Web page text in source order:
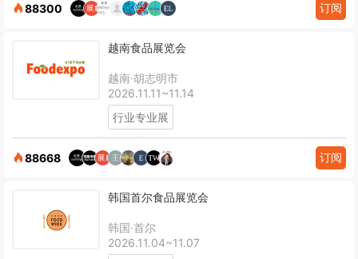
88300 订阅
越南食品展览会
越南·胡志明市
2026.11.11~11.14
行业专业展
88668 订阅
韩国首尔食品展览会
韩国·首尔
2026.11.04~11.07